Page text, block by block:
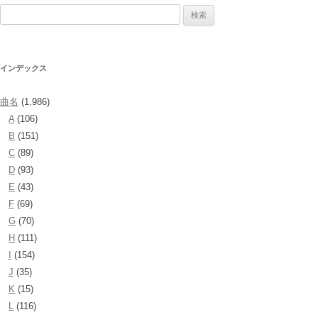
シ
ョ
インデックス
曲名 (1,986)
A(106)
B (151)
C (89)
D (93)
E (43)
F (69)
G (70)
H (111)
(154)
J (35)
K (15)
L (116)